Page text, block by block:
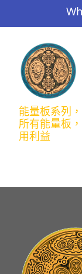
能量板系列
所有能量板
用利益